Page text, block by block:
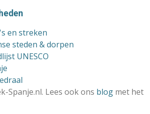
en streken
steden & dorpen
UNESCO
Spanje.nl. Lees ook ons blog met het